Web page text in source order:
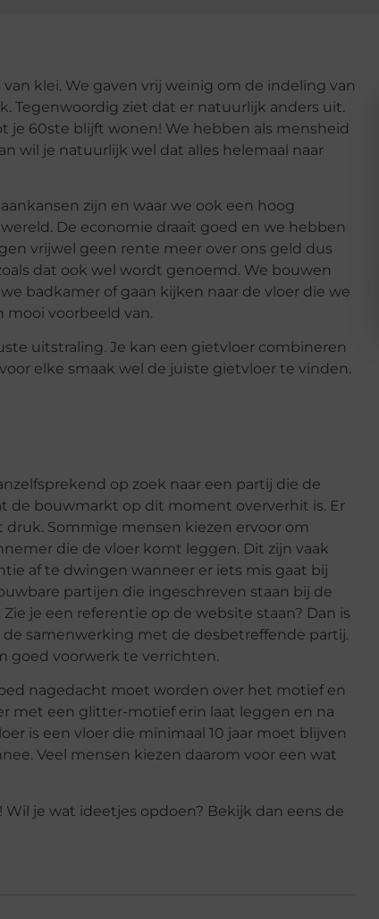
klei. We gaven vrij weinig om de indeling van
Tegenwoordig ziet dat er natuurlijk anders uit.
je 60ste blijft wonen! We hebben als mensheid
wil je natuurlijk wel dat alles helemaal naar
zijn en waar we ook een hoog
De economie draait goed en we hebben
vrijwel geen rente meer over ons geld dus
dat ook wel wordt genoemd. We bouwen
badkamer of gaan kijken naar de vloer die we
mooi voorbeeld van.
uitstraling. Je kan een gietvloer combineren
elke smaak wel de juiste gietvloer te vinden.
op zoek naar een partij die de
de bouwmarkt op dit moment oververhit is. Er
Sommige mensen kiezen ervoor om
die de vloer komt leggen. Dit zijn vaak
af te dwingen wanneer er iets mis gaat bij
partijen die ingeschreven staan bij de
je een referentie op de website staan? Dan is
samenwerking met de desbetreffende partij.
goed voorwerk te verrichten.
nagedacht moet worden over het motief en
met een glitter-motief erin laat leggen en na
is een vloer die minimaal 10 jaar moet blijven
Veel mensen kiezen daarom voor een wat
je wat ideetjes opdoen? Bekijk dan eens de